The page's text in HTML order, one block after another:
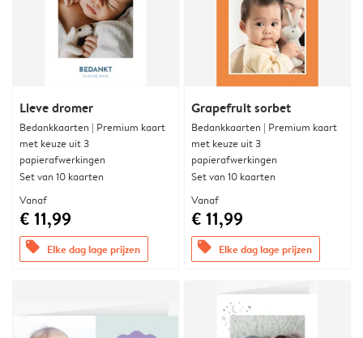
Lieve dromer
Bedankkaarten | Premium kaart
met keuze uit 3
papierafwerkingen
Set van 10 kaarten
Vanaf
€ 11,99
offers Elke dag lage prijzen
Grapefruit sorbet
Bedankkaarten | Premium kaart
met keuze uit 3
papierafwerkingen
Set van 10 kaarten
Vanaf
€ 11,99
offers Elke dag lage prijzen